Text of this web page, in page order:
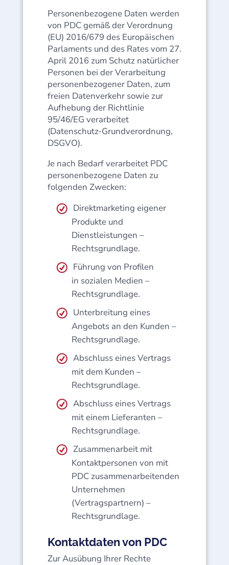
Personenbezogene Daten werden
von PDC gemäß der Verordnung
(EU) 2016/679 des Europäischen
Parlaments und des Rates vom 27.
April 2016 zum Schutz natürlicher
Personen bei der Verarbeitung
personenbezogener Daten, zum
freien Datenverkehr sowie zur
Aufhebung der Richtlinie
95/46/EG verarbeitet
(Datenschutz-Grundverordnung,
DSGVO).
Je nach Bedarf verarbeitet PDC
personenbezogene Daten zu
folgenden Zwecken:
Direktmarketing eigener
Produkte und
Dienstleistungen –
Rechtsgrundlage.
Führung von Profilen
in sozialen Medien –
Rechtsgrundlage.
Unterbreitung eines
Angebots an den Kunden –
Rechtsgrundlage.
Abschluss eines Vertrags
mit dem Kunden –
Rechtsgrundlage.
Abschluss eines Vertrags
mit einem Lieferanten –
Rechtsgrundlage.
Zusammenarbeit mit
Kontaktpersonen von mit
PDC zusammenarbeitenden
Unternehmen
(Vertragspartnern) –
Rechtsgrundlage.
Kontaktdaten von PDC
Zur Ausübung Ihrer Rechte